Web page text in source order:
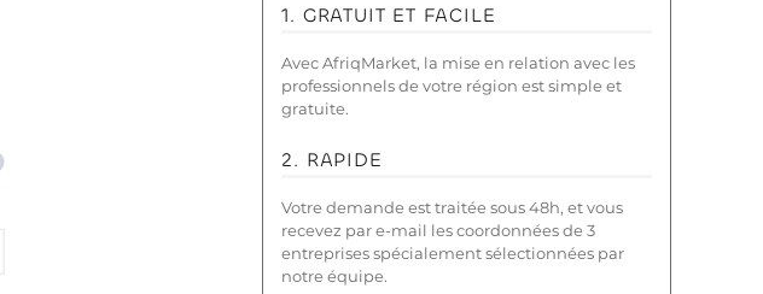
1. GRATUIT ET FACILE
Avec AfriqMarket, la mise en relation avec les
professionnels de votre région est simple et
gratuite.
2. RAPIDE
Votre demande est traitée sous 48h, et vous
recevez par e-mail les coordonnées de 3
entreprises spécialement sélectionnées par
notre équipe.